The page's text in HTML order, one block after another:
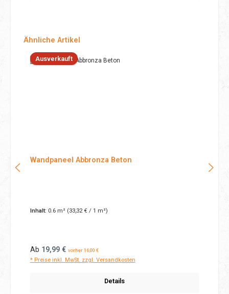
Produktgalerie überspringen
Ähnliche Artikel
Ausverkauft
Wandpaneel Abbronza Beton
Inhalt: 0.6 m² (33,32 € / 1 m²)
Regulärer Preis:
Ab 19,99 € vorher 16,00 €
* Preise inkl. MwSt. zzgl. Versandkosten
Details